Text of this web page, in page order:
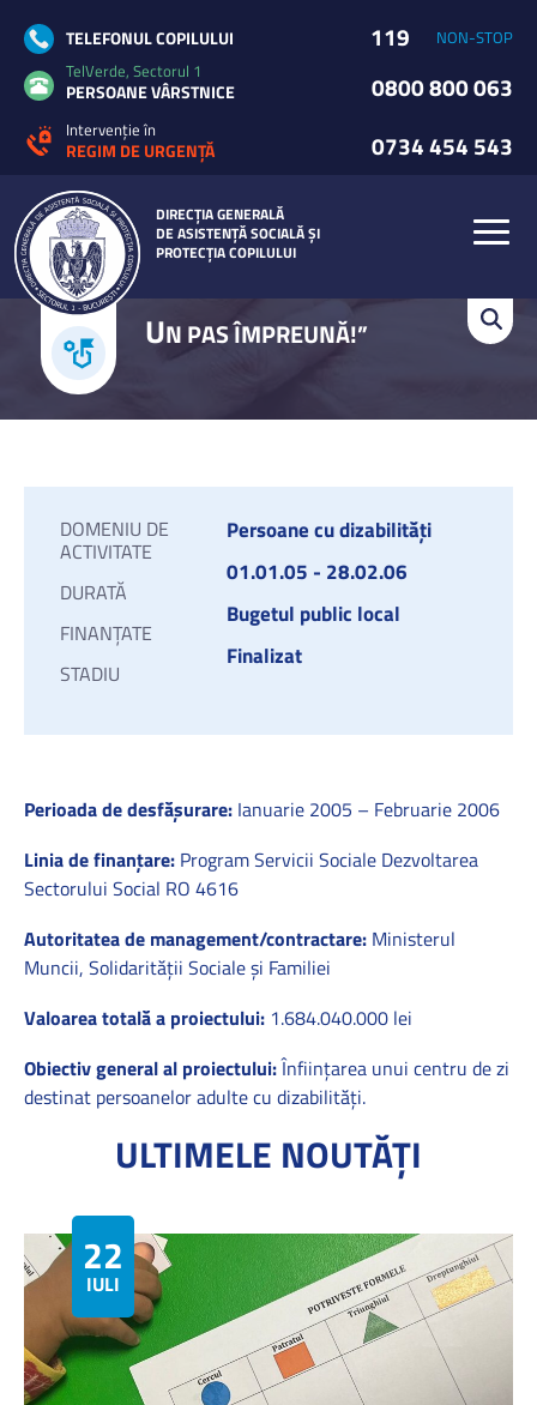
DIRECȚIA GENERALĂ
DE ASISTENȚĂ SOCIALĂ ȘI
PROTECȚIA COPILULUI
TELEFONUL COPILULUI 119
NON-STOP
TelVerde, Sectorul 1
PERSOANE VÂRSTNICE 0800 800 063
Intervenție în
REGIM DE URGENȚĂ 0734 454 543
UN PAS ÎMPREUNĂ!”
DOMENIU DE
ACTIVITATE
DURATĂ
FINANȚATE
STADIU
Persoane cu dizabilități
01.01.05 - 28.02.06
Bugetul public local
Finalizat
Perioada de desfășurare: Ianuarie 2005 – Februarie 2006
Linia de finanțare: Program Servicii Sociale Dezvoltarea
Sectorului Social RO 4616
Autoritatea de management/contractare: Ministerul
Muncii, Solidarităţii Sociale şi Familiei
Valoarea totală a proiectului: 1.684.040.000 lei
Obiectiv general al proiectului:Înfiinţarea unui centru de zi
destinat persoanelor adulte cu dizabilități.
ULTIMELE NOUTĂȚI
22
IULIE